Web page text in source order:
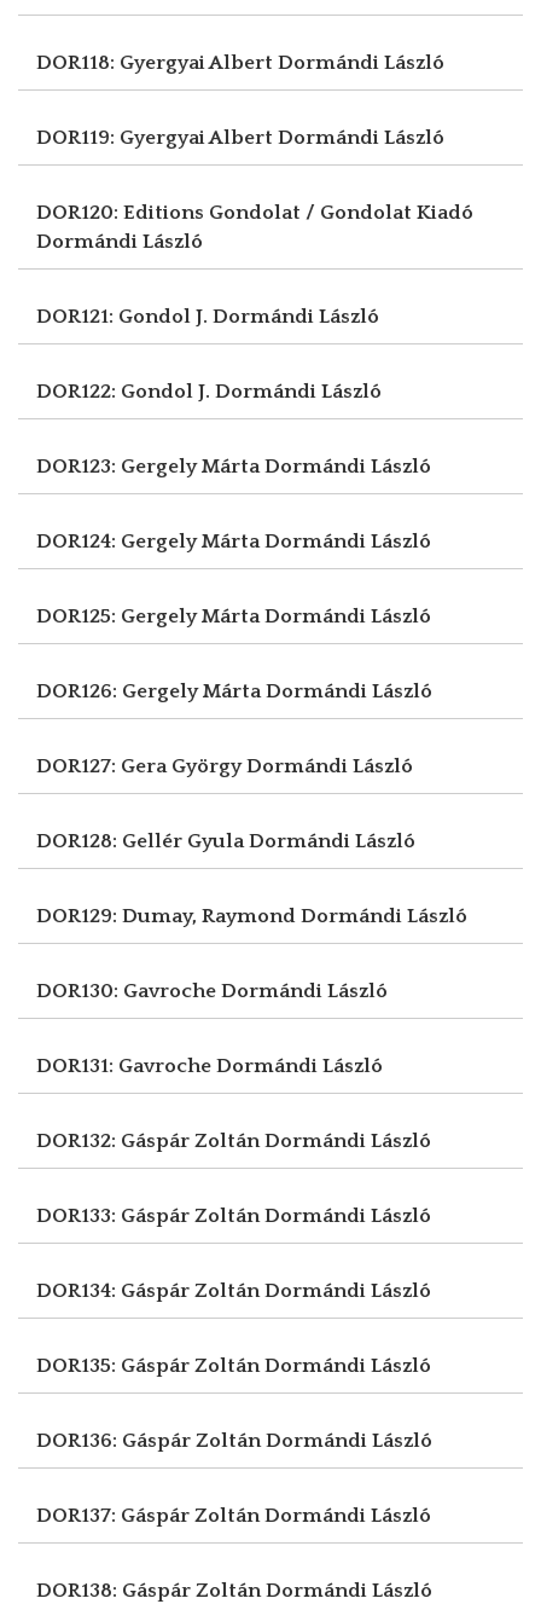
DOR118: Gyergyai Albert Dormándi László
DOR119: Gyergyai Albert Dormándi László
DOR120: Editions Gondolat / Gondolat Kiadó
Dormándi László
DOR121: Gondol J. Dormándi László
DOR122: Gondol J. Dormándi László
DOR123: Gergely MártaDormándi László
DOR124: Gergely MártaDormándi László
DOR125: Gergely MártaDormándi László
DOR126: Gergely MártaDormándi László
DOR127: Gera GyörgyDormándi László
DOR128: Gellér GyulaDormándi László
DOR129: Dumay, Raymond Dormándi László
DOR130: Gavroche Dormándi László
DOR131: Gavroche Dormándi László
DOR132: Gáspár ZoltánDormándi László
DOR133: Gáspár ZoltánDormándi László
DOR134: Gáspár ZoltánDormándi László
DOR135: Gáspár ZoltánDormándi László
DOR136: Gáspár ZoltánDormándi László
DOR137: Gáspár ZoltánDormándi László
DOR138: Gáspár ZoltánDormándi László